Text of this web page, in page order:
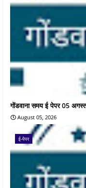
गोंडवाना समय ई पेपर 05
August 05, 2026
ई-पेपर